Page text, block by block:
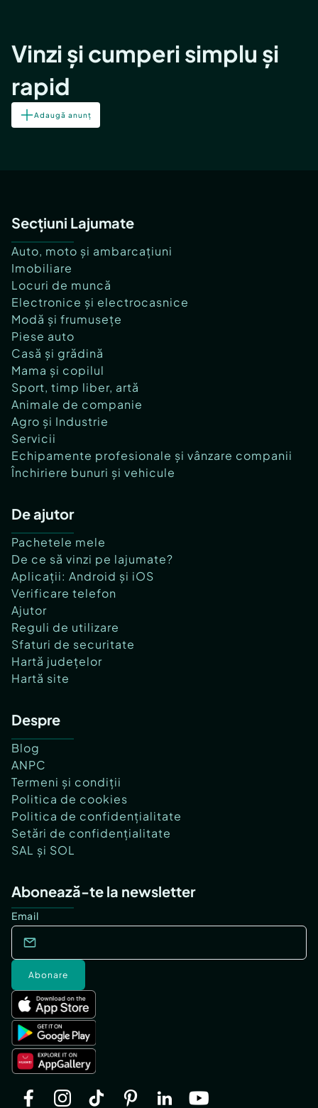
Vinzi și cumperi simplu și
rapid
Adaugă anunț
Secțiuni Lajumate
Auto, moto și ambarcațiuni
Imobiliare
Locuri de muncă
Electronice și electrocasnice
Modă și frumusețe
Piese auto
Casă și grădină
Mama și copilul
Sport, timp liber, artă
Animale de companie
Agro și Industrie
Servicii
Echipamente profesionale și vânzare companii
Închiriere bunuri și vehicule
De ajutor
Pachetele mele
De ce să vinzi pe lajumate?
Aplicații: Android și iOS
Verificare telefon
Ajutor
Reguli de utilizare
Sfaturi de securitate
Hartă județelor
Hartă site
Despre
Blog
ANPC
Termeni și condiții
Politica de cookies
Politica de confidențialitate
Setări de confidențialitate
SAL și SOL
Abonează-te la newsletter
Email
Abonare